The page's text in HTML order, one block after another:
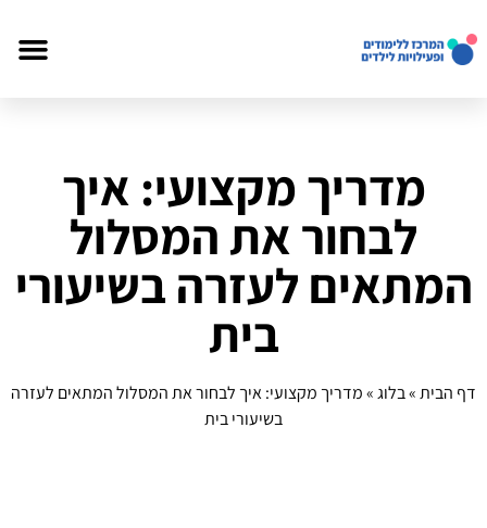
מדריך מקצועי: איך
לבחור את המסלול
המתאים לעזרה בשיעורי
בית
דף הבית»בלוג»מדריך מקצועי: איך לבחור את המסלול המתאים לעזרה
בשיעורי בית